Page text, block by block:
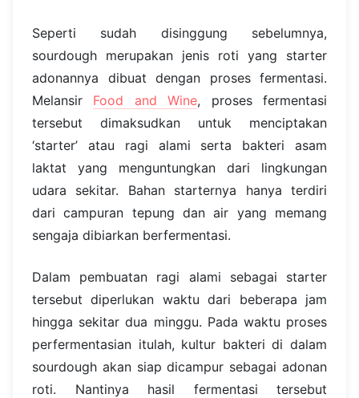
Seperti sudah disinggung sebelumnya,
sourdough merupakan jenis roti yang starter
adonannya dibuat dengan proses fermentasi.
Melansir Food and Wine, proses fermentasi
tersebut dimaksudkan untuk menciptakan
‘starter’ atau ragi alami serta bakteri asam
laktat yang menguntungkan dari lingkungan
udara sekitar. Bahan starternya hanya terdiri
dari campuran tepung dan air yang memang
sengaja dibiarkan berfermentasi.
Dalam pembuatan ragi alami sebagai starter
tersebut diperlukan waktu dari beberapa jam
hingga sekitar dua minggu. Pada waktu proses
perfermentasian itulah, kultur bakteri di dalam
sourdough akan siap dicampur sebagai adonan
roti. Nantinya hasil fermentasi tersebut